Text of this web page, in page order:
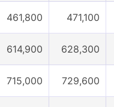
461,800 471,100
614,900 628,300
715,000 729,600